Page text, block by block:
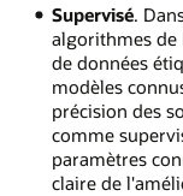
Supervisé.
algorithmes de
de données
modèles
précision des
comme
paramètres
claire de